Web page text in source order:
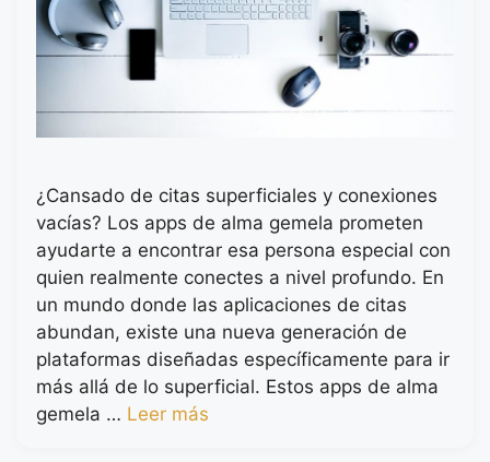
¿Cansado de citas superficiales y conexiones
vacías? Los apps de alma gemela prometen
ayudarte a encontrar esa persona especial con
quien realmente conectes a nivel profundo. En
un mundo donde las aplicaciones de citas
abundan, existe una nueva generación de
plataformas diseñadas específicamente para ir
más allá de lo superficial. Estos apps de alma
gemela … Leer más